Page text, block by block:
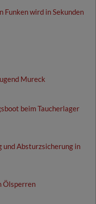
Funken wird in Sekunden
Mureck
beim Taucherlager
Absturzsicherung in
Ölsperren